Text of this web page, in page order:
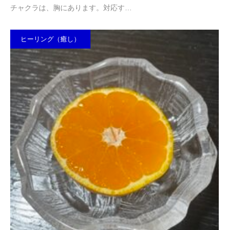
チャクラは、胸にあります。対応す…
ヒーリング（癒し）